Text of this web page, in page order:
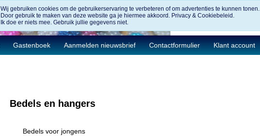
Gastenboek Aanmelden nieuwsbrief Contactformulier Klant account
Bedels en hangers
Bedels voor jongens
Wij gebruiken cookies om de gebruikerservaring te verbeteren of om advertenties te kunnen tonen.
Door gebruik te maken van deze website ga je hiermee akkoord. Privacy & Cookiebeleid.
Ik doe er niets mee. Gebruik jullie gegevens niet.